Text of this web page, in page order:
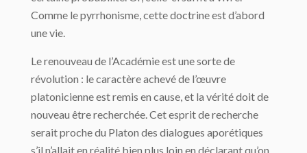
Comme le pyrrhonisme, cette doctrine est d’abord
une vie.
Le renouveau de l’Académie est une sorte de
révolution : le caractère achevé de l’œuvre
platonicienne est remis en cause, et la vérité doit de
nouveau être recherchée. Cet esprit de recherche
serait proche du Platon des dialogues aporétiques
s’il n’allait en réalité bien plus loin en déclarant qu’on